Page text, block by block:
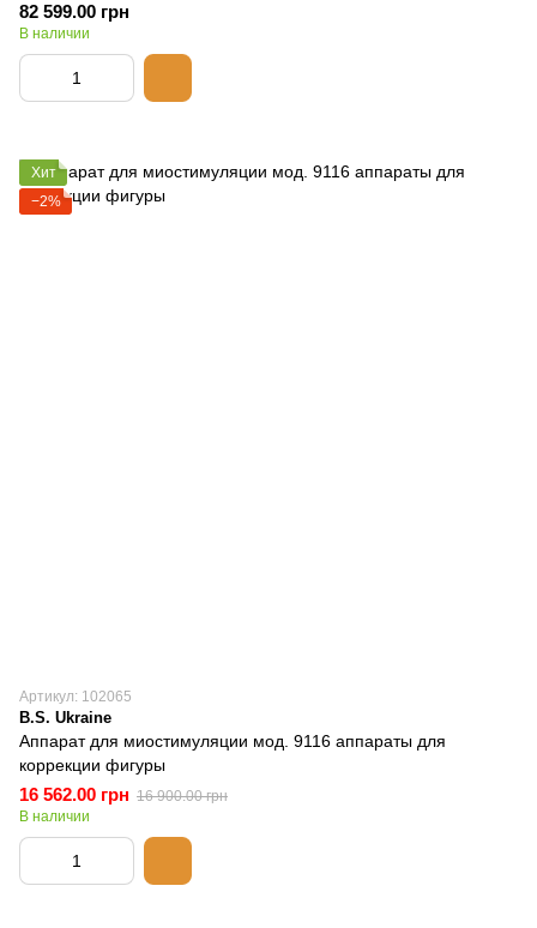
82 599.00 грн
В наличии
Хит
−2%
Артикул: 102065
B.S. Ukraine
Аппарат для миостимуляции мод. 9116 аппараты для
коррекции фигуры
16 562.00 грн 16 900.00 грн
В наличии